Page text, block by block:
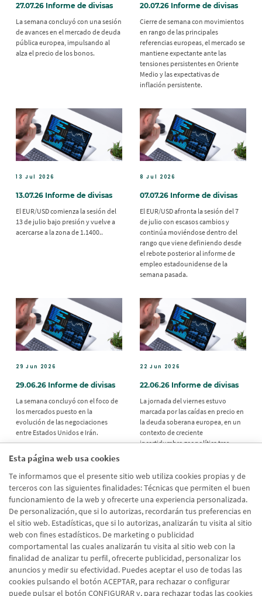
Esta página web usa cookies
Te informamos que el presente sitio web utiliza cookies propias y de
terceros con las siguientes finalidades: Técnicas que permiten el buen
funcionamiento de la web y ofrecerte una experiencia personalizada.
De personalización, que si lo autorizas, recordarán tus preferencias en
el sitio web. Estadísticas, que si lo autorizas, analizarán tu visita al sitio
web con fines estadísticos. De marketing o publicidad
comportamental las cuales analizarán tu visita al sitio web con la
finalidad de analizar tu perfil, ofrecerte publicidad, personalizar los
anuncios y medir su efectividad. Puedes aceptar el uso de todas las
cookies pulsando el botón ACEPTAR, para rechazar o configurar
puede pulsar el botón CONFIGURAR y, para rechazar todas las cookies
27.07.26 Informe de divisas
La semana concluyó con una sesión
de avances en el mercado de deuda
pública europea, impulsando al
alza el precio de los bonos.
20.07.26 Informe de divisas
Cierre de semana con movimientos
en rango de las principales
referencias europeas, el mercado se
mantiene expectante ante las
tensiones persistentes en Oriente
Medio y las expectativas de
inflación persistente.
13 Jul 2026
13.07.26 Informe de divisas
El EUR/USD comienza la sesión del
13 de julio bajo presión y vuelve a
acercarse a la zona de 1.1400..
8 Jul 2026
07.07.26 Informe de divisas
El EUR/USD afronta la sesión del 7
de julio con escasos cambios y
continúa moviéndose dentro del
rango que viene definiendo desde
el rebote posterior al informe de
empleo estadounidense de la
semana pasada.
29 Jun 2026
29.06.26 Informe de divisas
La semana concluyó con el foco de
los mercados puesto en la
evolución de las negociaciones
entre Estados Unidos e Irán.
22 Jun 2026
22.06.26 Informe de divisas
La jornada del viernes estuvo
marcada por las caídas en precio en
la deuda soberana europea, en un
contexto de creciente
incertidumbre geopolítica tras
Estados Unidos e Irán para avanzar
en un acuerdo de paz.
Paginación
1 2 3 4 5 6 7 8 9 ›